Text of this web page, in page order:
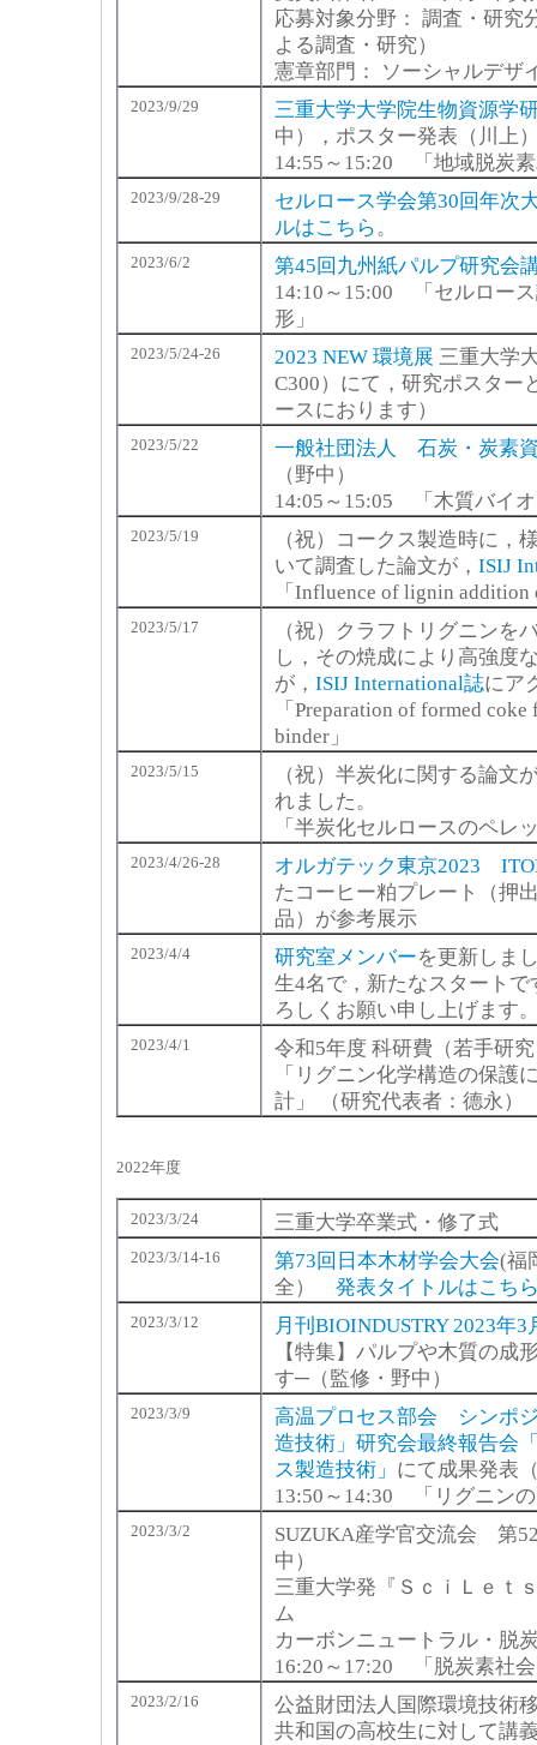
応募対象分野： 調査・研究
よる調査・研究）
憲章部門： ソーシャルデザ
2023/9/29
三重大学大学院生物資源学
中），ポスター発表（川上
14:55～15:20 「地域脱炭
2023/9/28-29
セルロース学会第30回年次
ルはこちら。
2023/6/2
第45回九州紙パルプ研究会
14:10～15:00 「セルロー
形」
2023/5/24-26 2023 NEW 環境展 三重大学
C300）にて，研究ポスター
ースにおります）
2023/5/22
一般社団法人 石炭・炭素
（野中）
14:05～15:05 「木質バイ
2023/5/19
（祝）コークス製造時に，
いて調査した論文が， ISIJ
「Influence of lignin addition
2023/5/17
（祝）クラフトリグニンを
し，その焼成により高強度
が， ISIJ International誌にア
「Preparation of formed
binder」
2023/5/15
（祝）半炭化に関する論文
れました。
「半炭化セルロースのペレ
2023/4/26-28
オルガテック東京2023
たコーヒー粕プレート（押
品）が参考展示
2023/4/4 研究室メンバーを更新しま
生4名で，新たなスタート
ろしくお願い申し上げます
2023/4/1
令和5年度 科研費（若手研
「リグニン化学構造の保護
計」 （研究代表者：德永）
2022年度
2023/3/24 三重大学卒業式・修了式
2023/3/14-16 第73回日本木材学会大会(福
全） 発表タイトルはこち
2023/3/12
月刊BIOINDUSTRY 2023年3
【特集】パルプや木質の成
す─（監修・野中）
2023/3/9
高温プロセス部会 シンポ
造技術」研究会最終報告会
ス製造技術」 にて成果発表
13:50～14:30 「リグニン
2023/3/2
SUZUKA産学官交流会 第
中）
三重大学発『ＳｃｉＬｅｔ
ム
カーボンニュートラル・脱
16:20～17:20 「脱炭素社
2023/2/16
公益財団法人国際環境技術
共和国の高校生に対して講